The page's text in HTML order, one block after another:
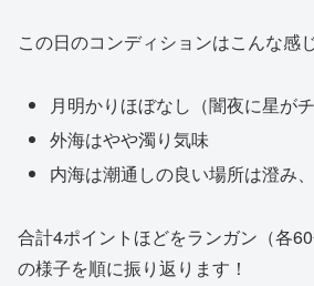
この日のコンディションはこんな感
月明かりほぼなし（闇夜に星がチ
外海はやや濁り気味
内海は潮通しの良い場所は澄み
合計4ポイントほどをランガン（各
の様子を順に振り返ります！